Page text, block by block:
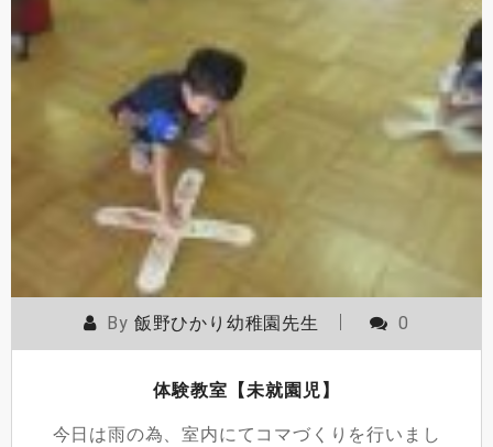
By 飯野ひかり幼稚園先生 0
体験教室【未就園児】
今日は雨の為、室内にてコマづくりを行いまし